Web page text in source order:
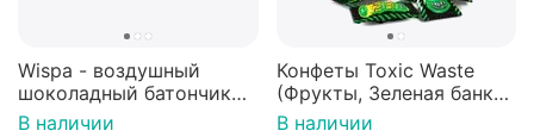
Wispa - воздушный
шоколадный батончик
36 гр
В наличии
Конфеты Toxic Waste
(Фрукты, Зеленая банка,
42 гр).
В наличии